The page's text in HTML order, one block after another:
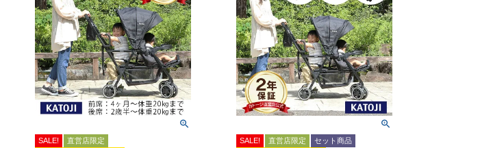
SALE!
直営店限定
SALE! 直営店限定
セット商品